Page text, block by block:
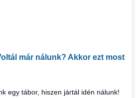
már nálunk? Akkor ezt most
egy tábor, hiszen jártál idén nálunk!